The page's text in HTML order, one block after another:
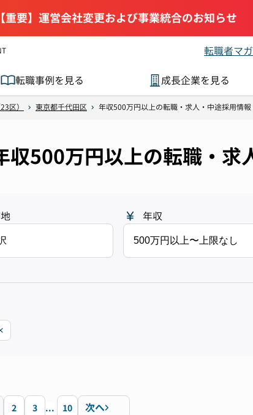
【重要】運営会社変更および事業統合のお知らせ
転職者マ
転職事例を見る 成長企業を見る
区） 東京都千代田区 年収500万円以上の転職・求人・中途採用情報
収500万円以上の転職・求
年収
500万円以上〜上限なし
2 3 ... 10 次へ